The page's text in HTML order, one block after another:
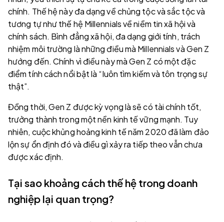
chính. Thế hệ này đa dạng về chủng tộc và sắc tộc và
tương tự như thế hệ Millennials về niềm tin xã hội và
chính sách. Bình đẳng xã hội, đa dạng giới tính, trách
nhiệm môi trường là những điều mà Millennials và Gen Z
hướng đến. Chính vì điều này mà Gen Z có một đặc
điểm tính cách nổi bật là “luôn tìm kiếm và tôn trọng sự
thật”.
Đồng thời, Gen Z được kỳ vọng là sẽ có tài chính tốt,
trưởng thành trong một nền kinh tế vững mạnh. Tuy
nhiên, cuộc khủng hoảng kinh tế năm 2020 đã làm đảo
lộn sự ổn định đó và điều gì xảy ra tiếp theo vẫn chưa
được xác định.
Tại sao khoảng cách thế hệ trong doanh
nghiệp lại quan trọng?